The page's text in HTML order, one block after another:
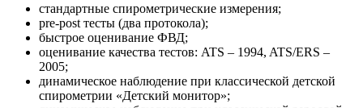
стандартные спирометрические измерения;
pre-post тесты (два протокола);
быстрое оценивание ФВД;
оценивание качества тестов: ATS – 1994, ATS/ERS –
2005;
динамическое наблюдение при классической детской
спирометрии «Детский монитор»;